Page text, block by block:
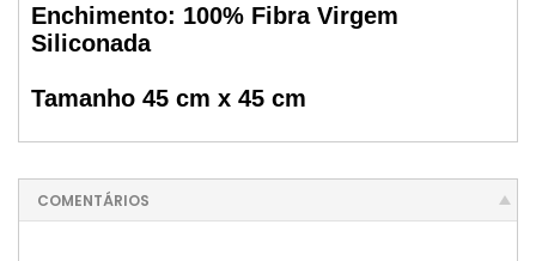
Enchimento: 100% Fibra Virgem
Siliconada
Tamanho 45 cm x 45 cm
COMENTÁRIOS